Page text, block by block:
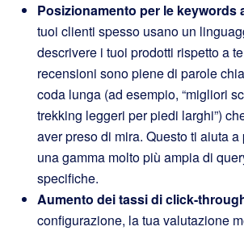
Posizionamento per le keywords
tuoi clienti spesso usano un
descrivere i tuoi prodotti rispetto a
recensioni sono piene di parole
coda lunga (ad esempio, “migliori
trekking leggeri per piedi larghi”)
aver preso di mira. Questo ti aiuta
una gamma molto più ampia di
specifiche.
Aumento dei tassi di click-
configurazione, la tua valutazione